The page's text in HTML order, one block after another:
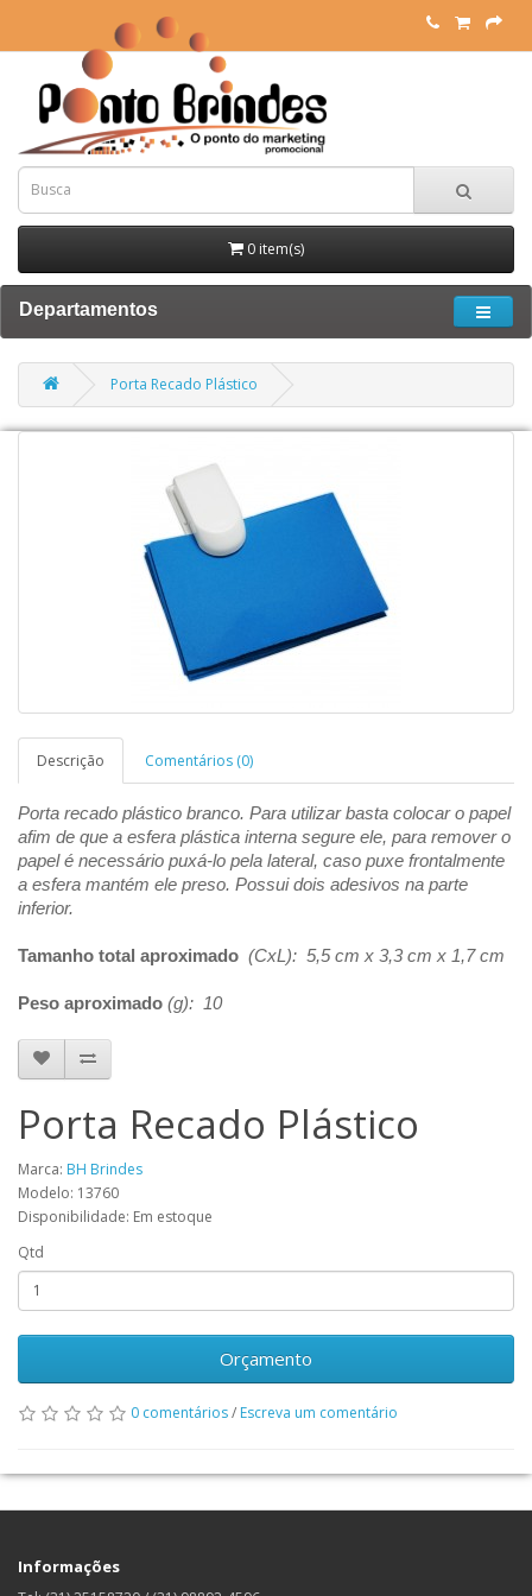
0 item(s)
Departamentos
Porta Recado Plástico
Descrição Comentários (0)
Porta recado plástico branco. Para utilizar basta colocar o papel
afim de que a esfera plástica interna segure ele, para remover o
papel é necessário puxá-lo pela lateral, caso puxe frontalmente
a esfera mantém ele preso. Possui dois adesivos na parte
inferior.
Tamanho total aproximado (CxL): 5,5 cm x 3,3 cm x 1,7 cm
Peso aproximado (g): 10
Porta Recado Plástico
Marca: BH Brindes
Modelo: 13760
Disponibilidade: Em estoque
Qtd
Orçamento
0 comentários/ Escreva um comentário
Informações